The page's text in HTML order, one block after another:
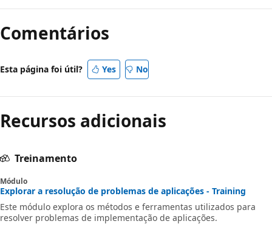
Comentários
Esta página foi útil? Yes No
Recursos adicionais
Treinamento
Módulo
Explorar a resolução de problemas de aplicações - Training
Este módulo explora os métodos e ferramentas utilizados para
resolver problemas de implementação de aplicações.